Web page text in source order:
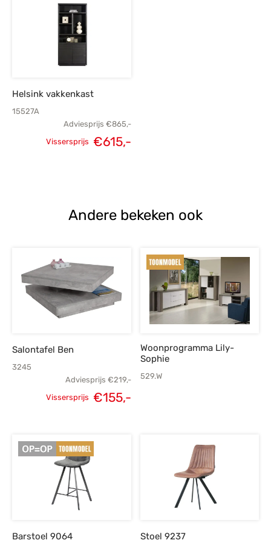
Helsink vakkenkast
15527A
Adviesprijs €865,-
Vissersprijs €615,-
Andere bekeken ook
Salontafel Ben
3245
Adviesprijs €219,-
Vissersprijs €155,-
Woonprogramma Lily-
Sophie
529.W
Barstoel 9064 Stoel 9237